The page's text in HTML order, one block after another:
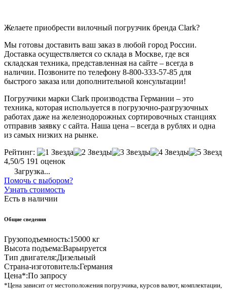
Желаете приобрести вилочный погрузчик бренда Clark?
Мы готовы доставить ваш заказ в любой город России.
Доставка осуществляется со склада в Москве, где вся
складская техника, представленная на сайте – всегда в
наличии. Позвоните по телефону 8-800-333-57-85 для
быстрого заказа или дополнительной консультации!
Погрузчики марки Clark производства Германии – это
техника, которая используется в погрузочно-разгрузочных
работах даже на железнодорожных сортировочных станциях
отправив заявку с сайта. Наша цена – всегда в рублях и одна
из самых низких на рынке.
Рейтинг:
4,50/5 191 оценок
Загрузка...
Помочь с выбором?
Узнать стоимость
Есть в наличии
Общие сведения
Грузоподъемность:15000 кг
Высота подъема:Варьируется
Тип двигателя:Дизельный
Страна-изготовитель:Германия
Цена*:По запросу
*Цена зависит от местоположения погрузчика, курсов валют, комплектации,